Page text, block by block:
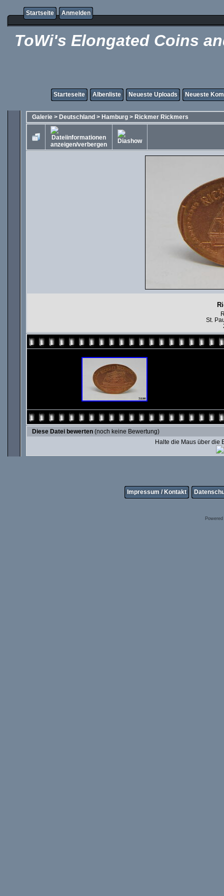
Startseite Anmelden
ToWi's Elongated Coins
Starteseite Albenliste Neueste Uploads Neueste
Galerie > Deutschland > Hamburg > Rickmer Rickmers
St.
Diese Datei bewerten (noch keine Bewertung)
Halte die Maus über die
Impressum / Kontakt